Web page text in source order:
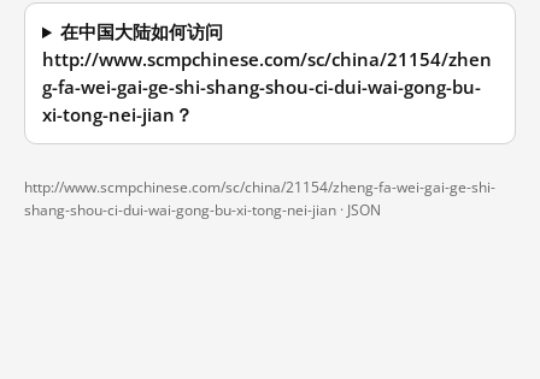
在中国大陆如何访问
http://www.scmpchinese.com/sc/china/21154/zhen
g-fa-wei-gai-ge-shi-shang-shou-ci-dui-wai-gong-bu-
xi-tong-nei-jian？
http://www.scmpchinese.com/sc/china/21154/zheng-fa-wei-gai-ge-shi-
shang-shou-ci-dui-wai-gong-bu-xi-tong-nei-jian · JSON